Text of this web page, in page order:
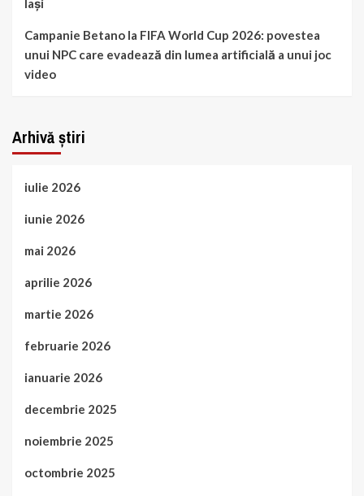
Iași
Campanie Betano la FIFA World Cup 2026: povestea
unui NPC care evadează din lumea artificială a unui joc
video
Arhivă știri
iulie 2026
iunie 2026
mai 2026
aprilie 2026
martie 2026
februarie 2026
ianuarie 2026
decembrie 2025
noiembrie 2025
octombrie 2025